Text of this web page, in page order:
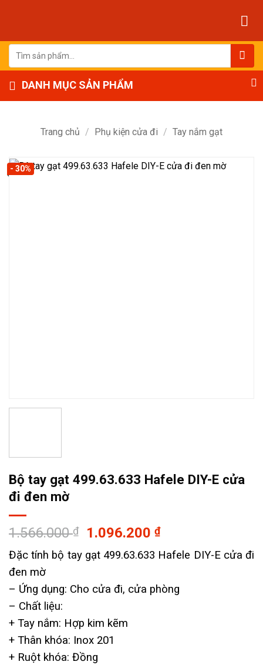
dung
Tìm
kiếm:
DANH MỤC SẢN PHẨM
Trang chủ / Phụ kiện cửa đi / Tay nắm gạt
- 30%
Bộ tay gạt 499.63.633 Hafele DIY-E cửa
đi đen mờ
1.566.000₫
Giá
là:
1.096.200₫Giá
hiện
tại
1.096.200 ₫.
Đặc tính bộ tay gạt 499.63.633 Hafele DIY-E cửa đi
đen mờ
– Ứng dụng: Cho cửa đi, cửa phòng
– ​Chất liệu:
+ Tay nắm: Hợp kim kẽm
+ Thân khóa: Inox 201
+ Ruột khóa: Đồng